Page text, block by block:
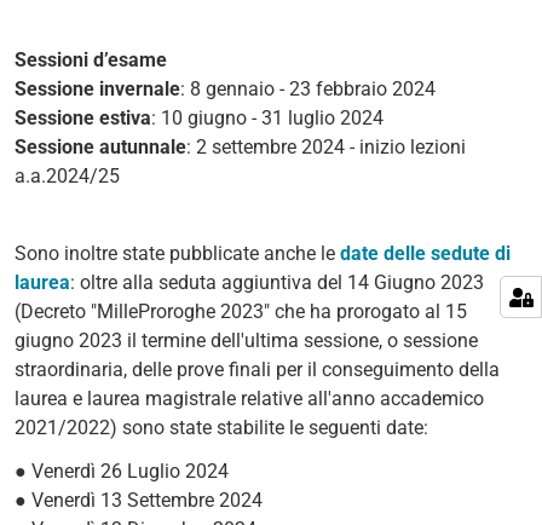
Sessioni d’esame
Sessione invernale: 8 gennaio - 23 febbraio 2024
Sessione estiva: 10 giugno - 31 luglio 2024
Sessione autunnale: 2 settembre 2024 - inizio lezioni
a.a.2024/25
Sono inoltre state pubblicate anche le date delle sedute di
laurea: oltre alla seduta aggiuntiva del 14 Giugno 2023
(Decreto "MilleProroghe 2023" che ha prorogato al 15
giugno 2023 il termine dell'ultima sessione, o sessione
straordinaria, delle prove finali per il conseguimento della
laurea e laurea magistrale relative all'anno accademico
2021/2022) sono state stabilite le seguenti date:
● Venerdì 26 Luglio 2024
● Venerdì 13 Settembre 2024